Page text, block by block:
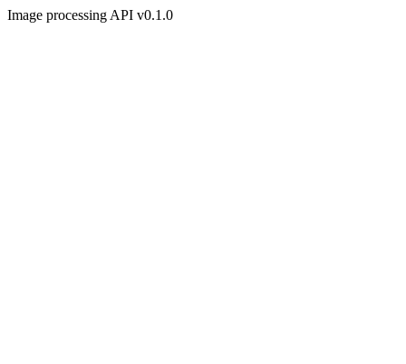
Image processing API v0.1.0